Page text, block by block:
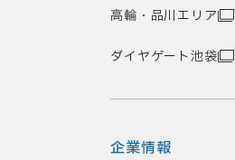
高輪・品川エリア
ダイヤゲート池袋
企業情報